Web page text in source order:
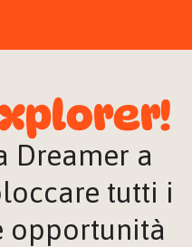
Dreamer a
tutti i
opportunità